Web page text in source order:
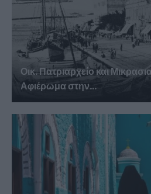
Οικ. Πατριαρχείο και
Αφιέρωμα στην...